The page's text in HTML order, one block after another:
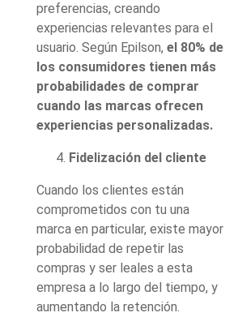
preferencias, creando
experiencias relevantes para el
usuario. Según Epilson, el 80% de
los consumidores tienen más
probabilidades de comprar
cuando las marcas ofrecen
experiencias personalizadas.
Fidelización del cliente
Cuando los clientes están
comprometidos con tu una
marca en particular, existe mayor
probabilidad de repetir las
compras y ser leales a esta
empresa a lo largo del tiempo, y
aumentando la retención.